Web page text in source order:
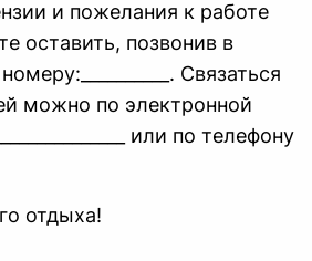
и пожелания к работе
оставить, позвонив в
Связаться
можно по электронной
или по телефону
отдыха!